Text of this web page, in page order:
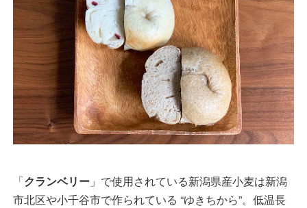
「クランベリー 」で使用されている新潟県産小麦は新潟
市北区や小千谷市で作られている “ゆきちから”。低温長